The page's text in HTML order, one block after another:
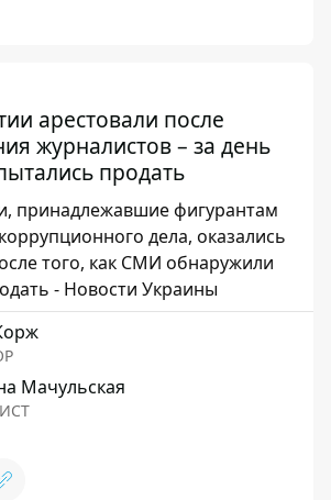
арестовали после
журналистов – за день
продать
принадлежавшие фигурантам
дела, оказались
того, как СМИ обнаружили
- Новости Украины
Мачульская